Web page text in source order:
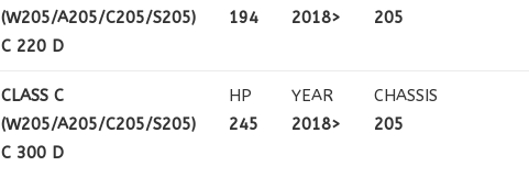
(W205/A205/C205/S205)
C 220 D
194
2018>
205
CLASS C
(W205/A205/C205/S205)
C 300 D
HP
245
YEAR
2018>
CHASSIS
205